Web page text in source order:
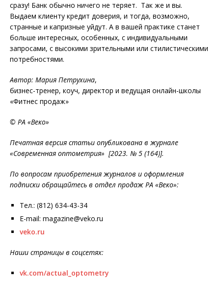
сразу! Банк обычно ничего не теряет. Так же и вы.
Выдаем клиенту кредит доверия, и тогда, возможно,
странные и капризные уйдут. А в вашей практике станет
больше интересных, особенных, с индивидуальными
запросами, с высокими зрительными или стилистическими
потребностями.
Автор: Мария Петрухина,
бизнес-тренер, коуч, директор и ведущая онлайн-школы
«Фитнес продаж»
© РА «Веко»
Печатная версия статьи опубликована в журнале
«Современная оптометрия» [2023. № 5 (164)].
По вопросам приобретения журналов и оформления
подписки обращайтесь в отдел продаж РА «Веко»:
Тел.: (812) 634-43-34
E-mail: magazine@veko.ru
veko.ru
Наши страницы в соцсетях:
vk.com/actual_optometry